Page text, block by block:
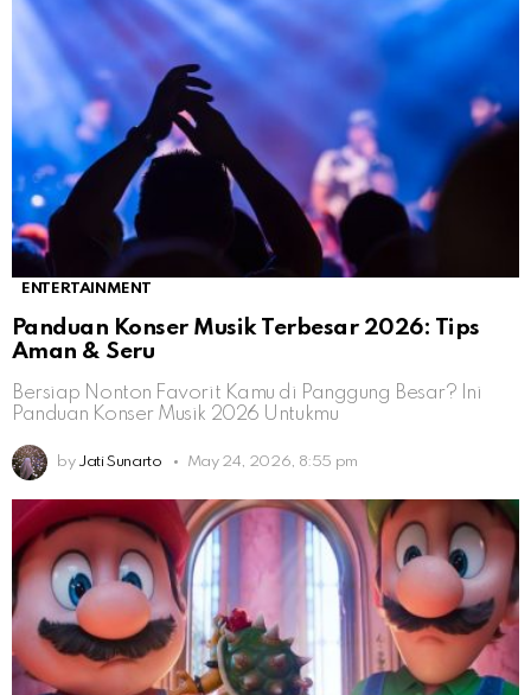
ENTERTAINMENT
Panduan Konser Musik Terbesar 2026: Tips
Aman & Seru
Bersiap Nonton Favorit Kamu di Panggung Besar? Ini
Panduan Konser Musik 2026 Untukmu
by Jati Sunarto May 24, 2026, 8:55 pm